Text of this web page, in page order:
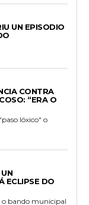
UN EPISODIO
CONTRA
“ERA O
lóxico" o
ECLIPSE DO
o bando municipal